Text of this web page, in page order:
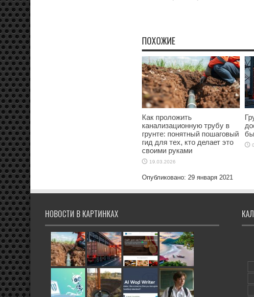
ПОХОЖИЕ
Как проложить
канализационную трубу в
грунте: понятный пошаговый
гид для тех, кто делает это
своими руками
19.03.2026
Опубликовано: 29 января 2021
НОВОСТИ В КАРТИНКАХ